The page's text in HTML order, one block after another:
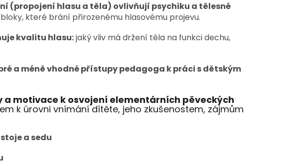
(propojení hlasu a těla) ovlivňují psychiku a tělesné
které brání přirozenému hlasovému projevu.
kvalitu hlasu:jaký vliv má držení těla na funkci dechu,
a méně vhodné přístupy pedagoga k práci s dětským
a motivace k osvojení elementárních pěveckých
k úrovni vnímání dítěte, jeho zkušenostem, zájmům
a sedu